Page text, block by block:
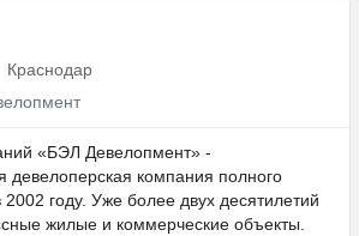
Краснодар
«БЭЛ Девелопмент» -
девелоперская компания полного
2002 году. Уже более двух десятилетий
жилые и коммерческие объекты.